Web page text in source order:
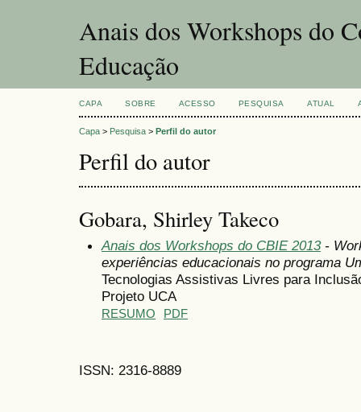
Anais dos Workshops do
Educação
CAPA SOBRE ACESSO PESQUISA ATUAL
Capa > Pesquisa > Perfil do autor
Perfil do autor
Gobara, Shirley Takeco
Anais dos Workshops do CBIE 2013-
experiências educacionais no programa
Tecnologias Assistivas Livres para
Projeto UCA
RESUMO PDF
ISSN: 2316-8889